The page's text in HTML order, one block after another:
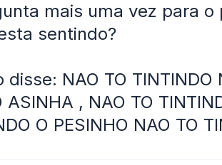
mais uma vez para o
sentindo?
disse: NAO TO TINTINDO
ASINHA , NAO TO
O PESINHO NAO TO